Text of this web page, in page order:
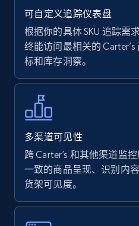
Specifications, Image urls,
more.
5.6K+
Walmart - products -
using specific category
URL, Final price, Sku,
Specifications, Image urls,
more.
可自定义追踪仪表盘
根据你的具体 SKU 追踪需
终能访问最相关的
标和库存洞察。
多渠道可见性
跨 Carter’s 和其他渠道监
一致的商品呈现、识别内
货架可见度。